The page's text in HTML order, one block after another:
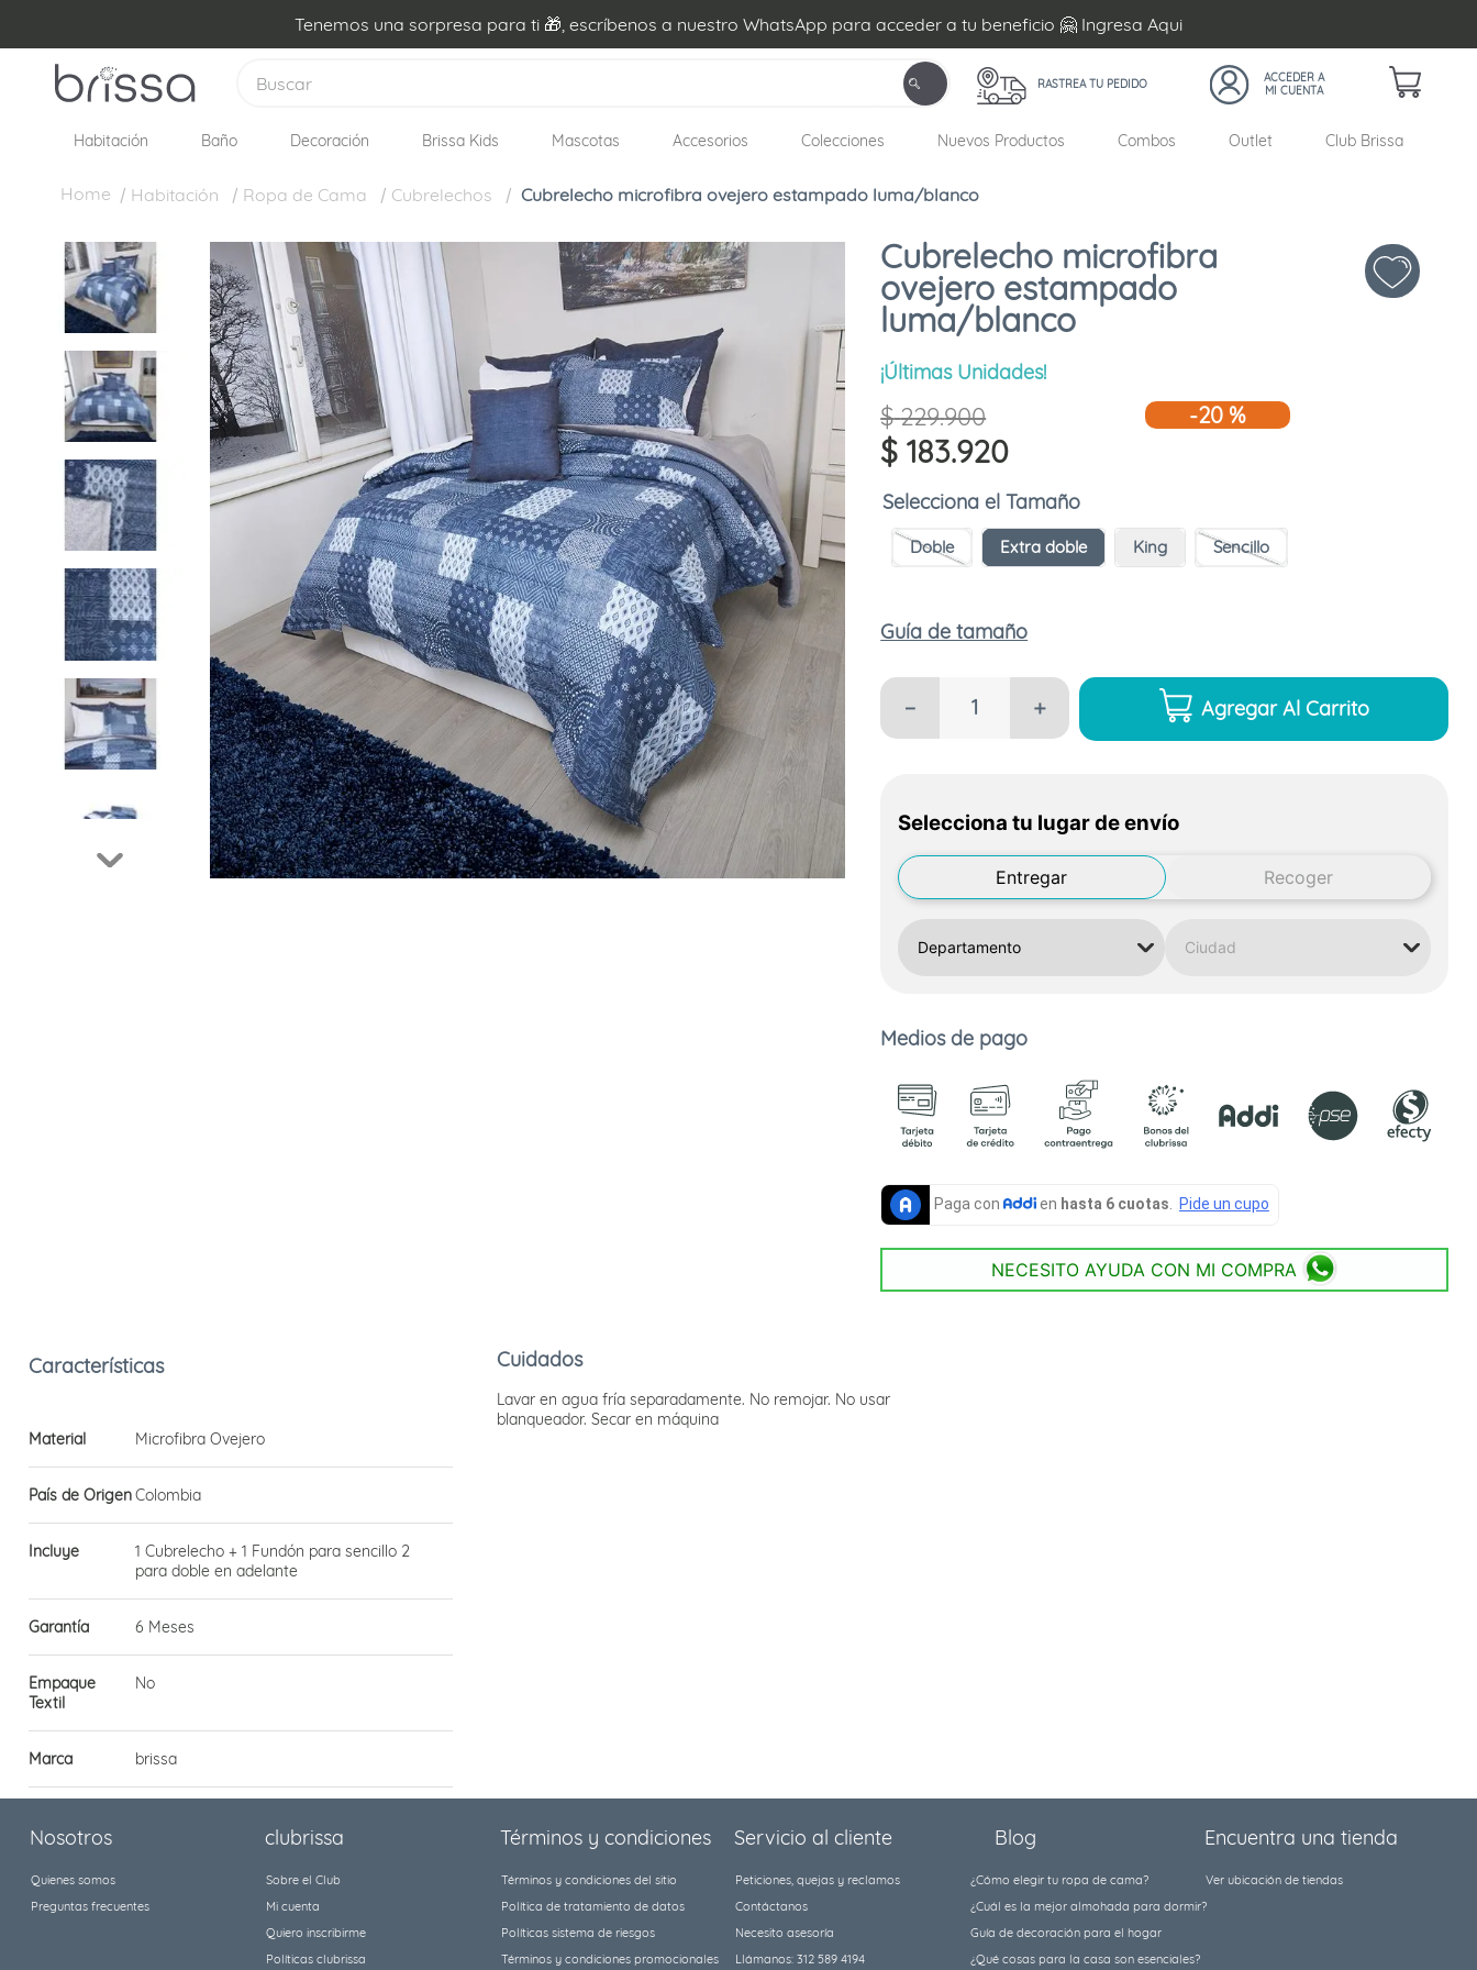
Tenemos una sorpresa para ti 🎁, escríbenos a nuestro WhatsApp para acceder a tu beneficio 🤗 Ingresa Aqui
RASTREA TU PEDIDO
Habitación Baño Decoración Brissa Kids Mascotas Accesorios Colecciones Nuevos Productos Combos Outlet Club Brissa
Habitación Ropa de Cama Cubrelechos Cubrelecho microfibra ovejero estampado luma/blanco
Cubrelecho microfibra
ovejero estampado
luma/blanco
¡Últimas Unidades!
$ 229.900
$ 183.920
-20 %
Tamaño
Doble Extra doble King Sencillo
Guía de tamaño
＋
－ Agregar Al Carrito
Selecciona tu lugar de envío
Entregar Recoger
Medios de pago
NECESITO AYUDA CON MI COMPRA
Material Microfibra Ovejero
País de OrigenColombia
Incluye
1 Cubrelecho + 1 Fundón para sencillo 2
para doble en adelante
Garantía 6 Meses
Empaque
Textil
No
Marca brissa
Cuidados
Lavar en agua fría separadamente. No remojar. No usar
blanqueador. Secar en máquina
Nosotros
Quienes somos
Preguntas frecuentes
clubrissa
Sobre el Club
Mi cuenta
Quiero inscribirme
Políticas clubrissa
Términos y condiciones
Términos y condiciones del sitio
Política de tratamiento de datos
Políticas sistema de riesgos
Términos y condiciones promocionales
Servicio al cliente
Peticiones, quejas y reclamos
Contáctanos
Necesito asesoría
Llámanos: 312 589 4194
Blog
¿Cómo elegir tu ropa de cama?
¿Cuál es la mejor almohada para dormir?
Guía de decoración para el hogar
¿Qué cosas para la casa son esenciales?
Encuentra una tienda
Ver ubicación de tiendas
1. plumon
edredon
forro plumon
cojines
almohadas
cobija
ovejero
cubrelecho